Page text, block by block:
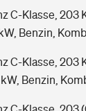
C-Klasse, 203
Benzin,
C-Klasse, 203
Benzin,